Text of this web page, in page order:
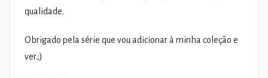
qualidade.
Obrigado pela série que vou adicionar à minha coleção e
ver.;)